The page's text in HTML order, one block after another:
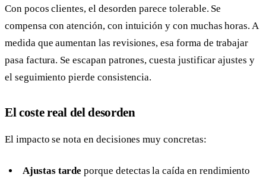
Con pocos clientes, el desorden parece tolerable. Se
compensa con atención, con intuición y con muchas horas. A
medida que aumentan las revisiones, esa forma de trabajar
pasa factura. Se escapan patrones, cuesta justificar ajustes y
el seguimiento pierde consistencia.
El coste real del desorden
El impacto se nota en decisiones muy concretas:
Ajustas tarde porque detectas la caída en rendimiento